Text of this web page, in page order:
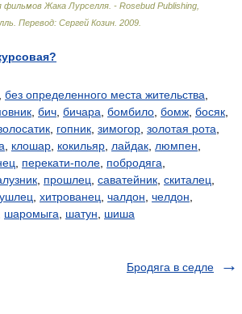
фильмов Жака Лурселля. - Rosebud Publishing,
Перевод: Сергей Козин 2009
без определенного места жительства
бич бичара бомбило бомж босяк
гопник зимогор золотая рота
клошар кокильяр лайдак люмпен
перекати-поле побродяга
прошлец саватейник скиталец
ушлец хитрованец чалдон челдон
шаромыга шатун шиша
Бродяга в седле